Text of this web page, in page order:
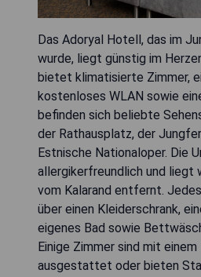
Das Adoryal Hotell, das im
wurde, liegt günstig im
bietet klimatisierte Zimmer,
kostenloses WLAN sowie
befinden sich beliebte
der Rathausplatz, der
Estnische Nationaloper. Die
allergikerfreundlich und liegt
vom Kalarand entfernt.
über einen Kleiderschrank,
eigenes Bad sowie
Einige Zimmer sind mit einem
ausgestattet oder bieten